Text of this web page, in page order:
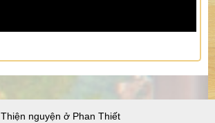
Thiện nguyện ở Phan Thiết